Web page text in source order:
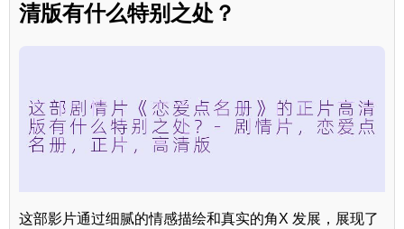
清版有什么特别之处？
这部影片通过细腻的情感描绘和真实的角X 发展，展现了